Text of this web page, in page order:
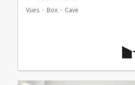
Vues Box Cave